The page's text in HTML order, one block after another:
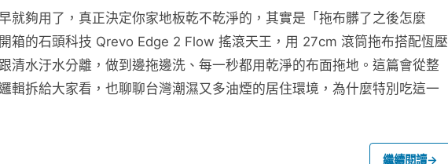
就夠用了，真正決定你家地板乾不乾淨的，其實是「拖布髒了之後怎麼
箱的石頭科技 Qrevo Edge 2 Flow 搖滾天王，用 27cm 滾筒拖布搭配恆壓
清水汙水分離，做到邊拖邊洗、每一秒都用乾淨的布面拖地。這篇會從整
輯拆給大家看，也聊聊台灣潮濕又多油煙的居住環境，為什麼特別吃這一
繼續閱讀→